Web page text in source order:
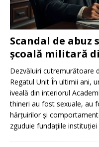
Scandal de abuz
școală militară
Dezvăluiri cutremurătoare
Regatul Unit În ultimii ani,
iveală din interiorul
thineri au fost sexuale, au
hărțuirilor și
zguduie fundațiile instituției